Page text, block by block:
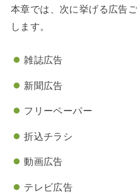
本章では、次に挙げる広告
します。
雑誌広告
新聞広告
フリーペーパー
折込チラシ
動画広告
テレビ広告